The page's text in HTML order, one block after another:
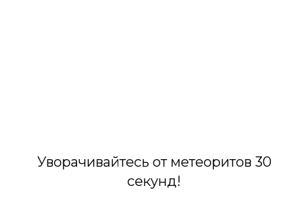
Уворачивайтесь от метеоритов 30
секунд!